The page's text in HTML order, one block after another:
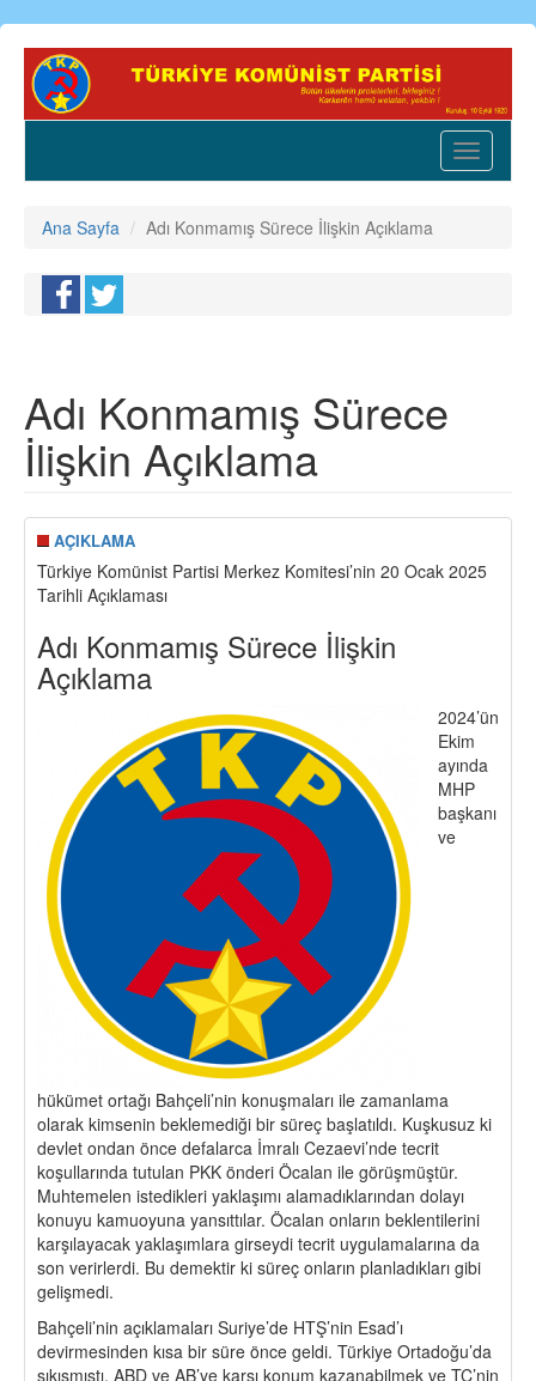
Ana
içeriğe
Toggle
Ana Sayfa Adı Konmamış Sürece İlişkin Açıklama
Adı Konmamış Sürece
İlişkin Açıklama
AÇIKLAMA
Türkiye Komünist Partisi Merkez Komitesi’nin 20 Ocak 2025
Tarihli Açıklaması
Adı Konmamış Sürece İlişkin
Açıklama
2024’ün
Ekim
ayında
MHP
başkanı
ve
hükümet ortağı Bahçeli’nin konuşmaları ile zamanlama
olarak kimsenin beklemediği bir süreç başlatıldı. Kuşkusuz ki
devlet ondan önce defalarca İmralı Cezaevi’nde tecrit
koşullarında tutulan PKK önderi Öcalan ile görüşmüştür.
Muhtemelen istedikleri yaklaşımı alamadıklarından dolayı
konuyu kamuoyuna yansıttılar. Öcalan onların beklentilerini
karşılayacak yaklaşımlara girseydi tecrit uygulamalarına da
son verirlerdi. Bu demektir ki süreç onların planladıkları gibi
gelişmedi.
Bahçeli’nin açıklamaları Suriye’de HTŞ’nin Esad’ı
devirmesinden kısa bir süre önce geldi. Türkiye Ortadoğu’da
sıkışmıştı. ABD ve AB’ye karşı konum kazanabilmek ve TC’nin